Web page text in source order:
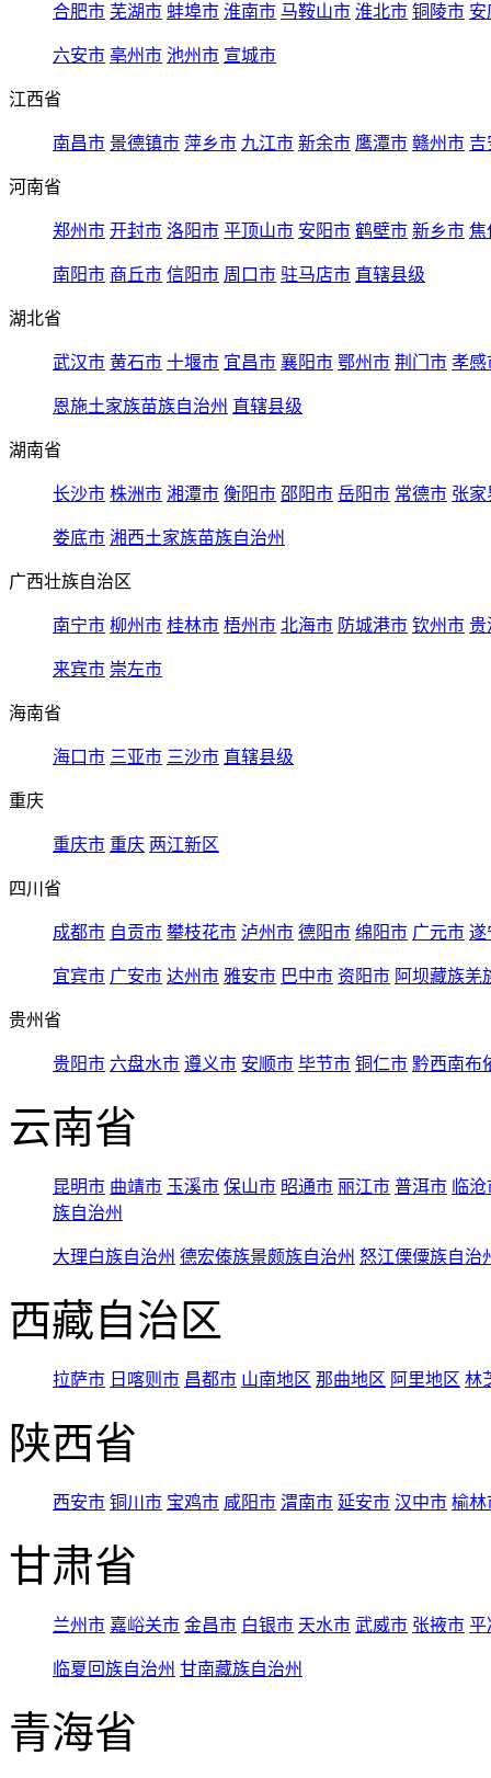
合肥市 芜湖市 蚌埠市 淮南市 马鞍山市 淮北市 铜陵市 安
六安市 亳州市 池州市 宣城市
江西省
南昌市 景德镇市 萍乡市 九江市 新余市 鹰潭市 赣州市 吉
河南省
郑州市 开封市 洛阳市 平顶山市 安阳市 鹤壁市 新乡市 焦
南阳市 商丘市 信阳市 周口市 驻马店市 直辖县级
湖北省
武汉市 黄石市 十堰市 宜昌市 襄阳市 鄂州市 荆门市 孝感
恩施土家族苗族自治州 直辖县级
湖南省
长沙市 株洲市 湘潭市 衡阳市 邵阳市 岳阳市 常德市 张家
娄底市 湘西土家族苗族自治州
广西壮族自治区
南宁市 柳州市 桂林市 梧州市 北海市 防城港市 钦州市 贵
来宾市 崇左市
海南省
海口市 三亚市 三沙市 直辖县级
重庆
重庆市 重庆 两江新区
四川省
成都市 自贡市 攀枝花市 泸州市 德阳市 绵阳市 广元市 遂
宜宾市 广安市 达州市 雅安市 巴中市 资阳市 阿坝藏族羌
贵州省
贵阳市 六盘水市 遵义市 安顺市 毕节市 铜仁市 黔西南布
云南省
昆明市 曲靖市 玉溪市 保山市 昭通市 丽江市 普洱市 临
族自治州
大理白族自治州 德宏傣族景颇族自治州 怒江傈僳族自治
西藏自治区
拉萨市 日喀则市 昌都市 山南地区 那曲地区 阿里地区 林
陕西省
西安市 铜川市 宝鸡市 咸阳市 渭南市 延安市 汉中市 榆林
甘肃省
兰州市 嘉峪关市 金昌市 白银市 天水市 武威市 张掖市 平
临夏回族自治州 甘南藏族自治州
青海省